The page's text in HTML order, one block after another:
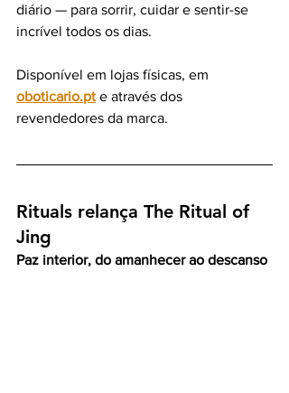
diário — para sorrir, cuidar e sentir-se
incrível todos os dias.
Disponível em lojas físicas, em
oboticario.pt e através dos
revendedores da marca.
Rituals relança The Ritual of
Jing
Paz interior, do amanhecer ao descanso